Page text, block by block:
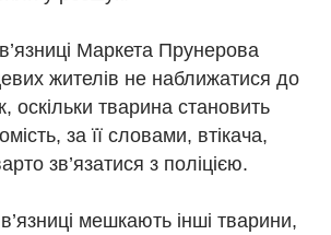
Маркета Прунерова
жителів не наближатися до
оскільки тварина становить
за її словами, втікача,
зв’язатися з поліцією.
мешкають інші тварини,